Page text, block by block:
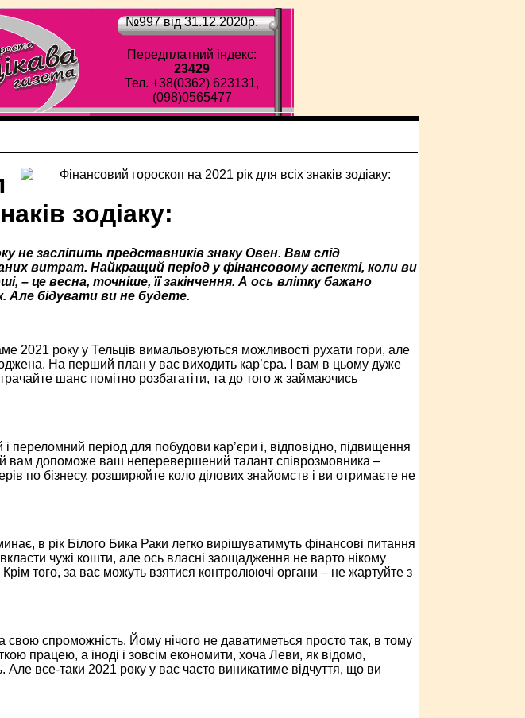
№997 від 31.12.2020p.
Передплатний індекс:
23429
Тел. +38(0362) 623131,
(098)0565477
зодіаку:
не засліпить представників знаку Овен. Вам слід
витрат. Найкращий період у фінансовому аспекті, коли ви
це весна, точніше, її закінчення. А ось влітку бажано
Але бідувати ви не будете.
2021 року у Тельців вимальовуються можливості рухати гори, але
На перший план у вас виходить кар’єра. І вам в цьому дуже
шанс помітно розбагатіти, та до того ж займаючись
переломний період для побудови кар’єри і, відповідно, підвищення
вам допоможе ваш неперевершений талант співрозмовника –
по бізнесу, розширюйте коло ділових знайомств і ви отримаєте не
в рік Білого Бика Раки легко вирішуватимуть фінансові питання
чужі кошти, але ось власні заощадження не варто нікому
того, за вас можуть взятися контролюючі органи – не жартуйте з
свою спроможність. Йому нічого не даватиметься просто так, в тому
працею, а іноді і зовсім економити, хоча Леви, як відомо,
Але все-таки 2021 року у вас часто виникатиме відчуття, що ви